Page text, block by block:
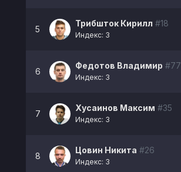
5
Трибшток Кирилл #18
Индекс: 3
6
Федотов Владимир #77
Индекс: 3
7
Хусаинов Максим #35
Индекс: 3
8
Цовин Никита #26
Индекс: 3